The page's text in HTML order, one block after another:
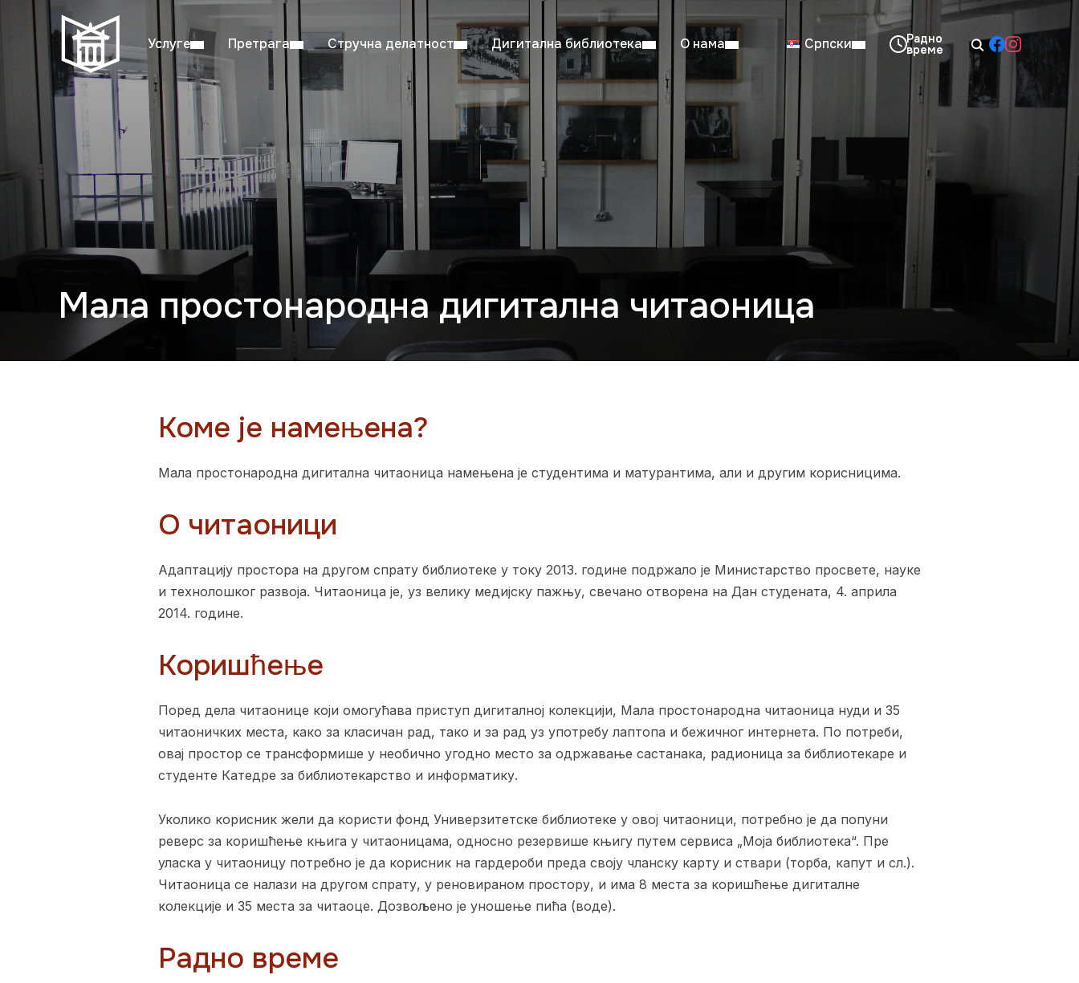
Услуге Претрага Стручна делатност Дигитална библиотека О нама Српски
Мала простонародна дигитална читаоница
Коме је намењена?
Мала простонародна дигитална читаоница намењена је студентима и матурантима, али и другим корисницима.
О читаоници
Адаптацију простора на другом спрату библиотеке у току 2013. године подржало је Министарство просвете, науке
и технолошког развоја. Читаоница је, уз велику медијску пажњу, свечано отворена на Дан студената, 4. априла
2014. године.
Коришћење
Поред дела читаонице који омогућава приступ дигиталној колекцији, Мала простонародна читаоница нуди и 35
читаоничких места, како за класичан рад, тако и за рад уз употребу лаптопа и бежичног интернета. По потреби,
овај простор се трансформише у необично угодно место за одржавање састанака, радионица за библиотекаре и
студенте Катедре за библиотекарство и информатику.
Уколико корисник жели да користи фонд Универзитетске библиотеке у овој читаоници, потребно је да попуни
реверс за коришћење књига у читаоницама, односно резервише књигу путем сервиса „Моја библиотека“. Пре
уласка у читаоницу потребно је да корисник на гардероби преда своју чланску карту и ствари (торба, капут и сл.).
Читаоница се налази на другом спрату, у реновираном простору, и има 8 места за коришћење дигиталне
колекције и 35 места за читаоце. Дозвољено је уношење пића (воде).
Радно време
Пон–пет: 08:00–20:00 Студентска читаоница: 08:00–23:00 Суб: 08:00–14:00
Радно време од 06. јула до 29. августа